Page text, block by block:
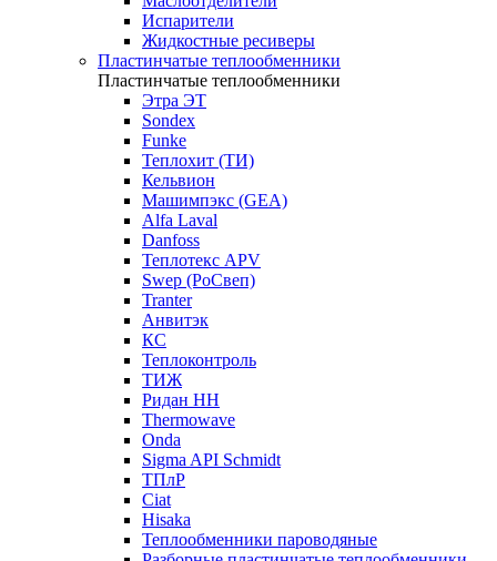
Испарители
Жидкостные ресиверы
Пластинчатые теплообменники
Пластинчатые теплообменники
Этра ЭТ
Sondex
Funke
Теплохит (ТИ)
Кельвион
Машимпэкс (GEA)
Alfa Laval
Danfoss
Теплотекс APV
Swep (РоСвеп)
Tranter
Анвитэк
КС
Теплоконтроль
ТИЖ
Ридан НН
Thermowave
Onda
Sigma API Schmidt
ТПлР
Ciat
Hisaka
Теплообменники пароводяные